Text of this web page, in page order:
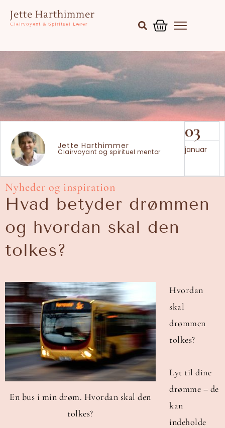
indholdet
Jette Harthimmer
Clairvoyant & Spirituel Lærer
Jette Harthimmer
Clairvoyant og spirituel mentor
03
januar
Nyheder og inspiration
Hvad betyder drømmen
og hvordan skal den
tolkes?
En bus i min drøm. Hvordan skal den
tolkes?
Hvordan
skal
drømmen
tolkes?
Lyt til dine
drømme – de
kan
indeholde